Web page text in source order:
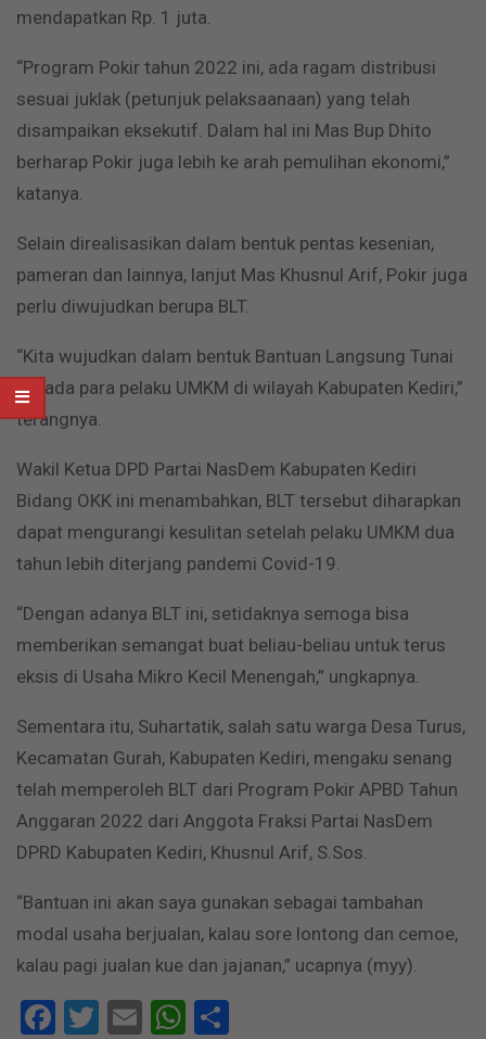
mendapatkan Rp. 1 juta.
“Program Pokir tahun 2022 ini, ada ragam distribusi
sesuai juklak (petunjuk pelaksaanaan) yang telah
disampaikan eksekutif. Dalam hal ini Mas Bup Dhito
berharap Pokir juga lebih ke arah pemulihan ekonomi,”
katanya.
Selain direalisasikan dalam bentuk pentas kesenian,
pameran dan lainnya, lanjut Mas Khusnul Arif, Pokir juga
perlu diwujudkan berupa BLT.
“Kita wujudkan dalam bentuk Bantuan Langsung Tunai
kepada para pelaku UMKM di wilayah Kabupaten Kediri,”
terangnya.
Wakil Ketua DPD Partai NasDem Kabupaten Kediri
Bidang OKK ini menambahkan, BLT tersebut diharapkan
dapat mengurangi kesulitan setelah pelaku UMKM dua
tahun lebih diterjang pandemi Covid-19.
“Dengan adanya BLT ini, setidaknya semoga bisa
memberikan semangat buat beliau-beliau untuk terus
eksis di Usaha Mikro Kecil Menengah,” ungkapnya.
Sementara itu, Suhartatik, salah satu warga Desa Turus,
Kecamatan Gurah, Kabupaten Kediri, mengaku senang
telah memperoleh BLT dari Program Pokir APBD Tahun
Anggaran 2022 dari Anggota Fraksi Partai NasDem
DPRD Kabupaten Kediri, Khusnul Arif, S.Sos.
“Bantuan ini akan saya gunakan sebagai tambahan
modal usaha berjualan, kalau sore lontong dan cemoe,
kalau pagi jualan kue dan jajanan,” ucapnya (myy).
Facebook
Twitter
EmailWhatsApp